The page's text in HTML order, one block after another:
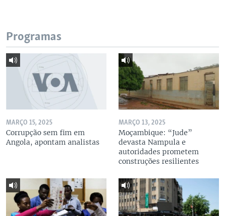
Programas
MARÇO 15, 2025
Corrupção sem fim em
Angola, apontam analistas
MARÇO 13, 2025
Moçambique: “Jude”
devasta Nampula e
autoridades prometem
construções resilientes